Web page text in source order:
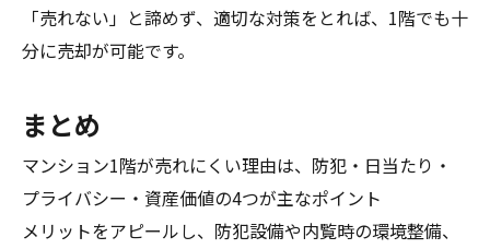
「売れない」と諦めず、適切な対策をとれば、1階でも十
分に売却が可能です。
まとめ
マンション1階が売れにくい理由は、防犯・日当たり・
プライバシー・資産価値の4つが主なポイント
メリットをアピールし、防犯設備や内覧時の環境整備、